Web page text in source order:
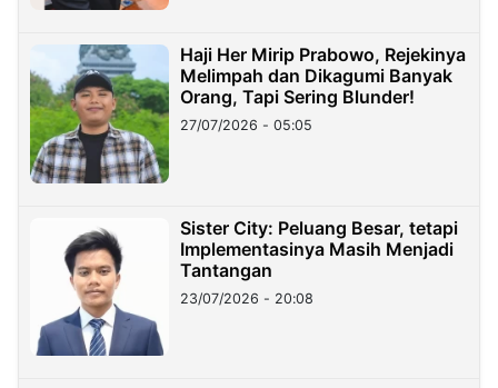
Haji Her Mirip Prabowo, Rejekinya
Melimpah dan Dikagumi Banyak
Orang, Tapi Sering Blunder!
27/07/2026 - 05:05
Sister City: Peluang Besar, tetapi
Implementasinya Masih Menjadi
Tantangan
23/07/2026 - 20:08